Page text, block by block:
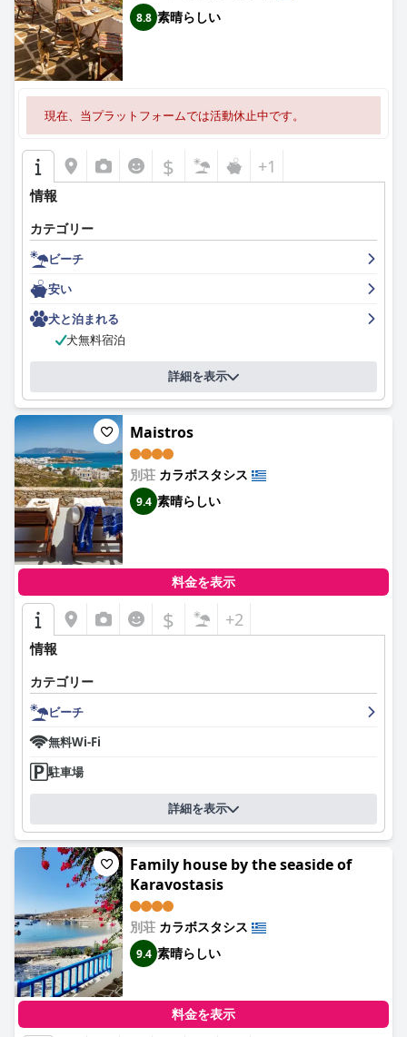
8.8 素晴らしい
現在、当プラットフォームでは活動休止中です。
$ +1
情報
カテゴリー
ビーチ
安い
犬と泊まれる
犬無料宿泊
詳細を表示
Maistros
別荘 カラボスタシス
9.4 素晴らしい
料金を表示
$ +2
情報
カテゴリー
ビーチ
無料Wi-Fi
駐車場
詳細を表示
Family house by the seaside of
Karavostasis
別荘 カラボスタシス
9.4 素晴らしい
料金を表示